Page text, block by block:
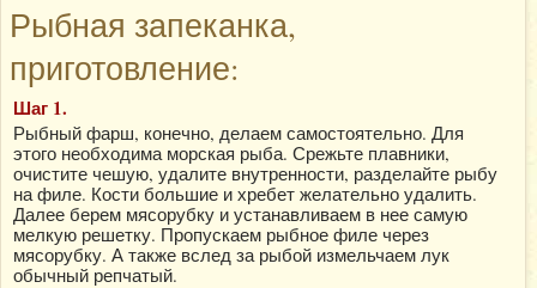
Рыбная запеканка,
приготовление:
Шаг 1.
Рыбный фарш, конечно, делаем самостоятельно. Для
этого необходима морская рыба. Срежьте плавники,
очистите чешую, удалите внутренности, разделайте рыбу
на филе. Кости большие и хребет желательно удалить.
Далее берем мясорубку и устанавливаем в нее самую
мелкую решетку. Пропускаем рыбное филе через
мясорубку. А также вслед за рыбой измельчаем лук
обычный репчатый.